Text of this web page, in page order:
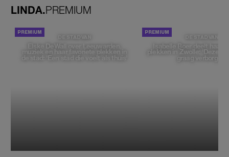
LINDA.PREMIUM
DE STAD VAN
Elske DeWall over Leeuwarden,
muziek en haar favoriete plekken in
de stad: 'Een stad die voelt als thuis'
DE STAD VAN
Isabelle Boer deelt haar
plekken in Zwolle: 'Deze
graag verborgen'